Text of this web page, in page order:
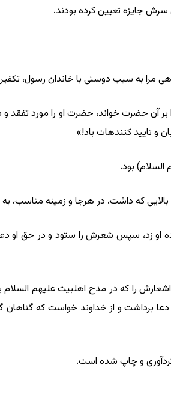
جایزه تعیین کرده ‏بودند.
مرا به سبب دوستى با خاندان رسول،
آن حضرت خواند، حضرت او را مورد تفقد و
و تایید کننده‏ات باد!»
السلام) بود.
که داشت، در هرجا و زمینه
را که در مدح اهل‏بیت علیهم
برداشت و از خداوند خواست که گناهان
و چاپ شده ‏است.